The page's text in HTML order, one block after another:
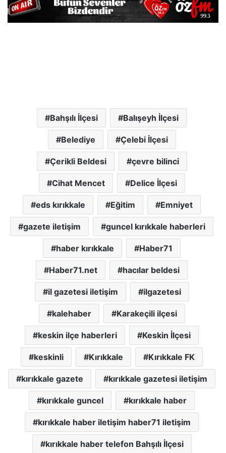
Bahşılı İlçesi Balışeyh İlçesi
Belediye Çelebi İlçesi
Çerikli Beldesi çevre bilinci
Cihat Mencet Delice İlçesi
eds kırıkkale Eğitim Emniyet
gazete iletişim guncel kırıkkale haberleri
haber kırıkkale Haber71
Haber71.net hacılar beldesi
il gazetesi iletişim ilgazetesi
kalehaber Karakeçili ilçesi
keskin ilçe haberleri Keskin İlçesi
keskinli Kırıkkale Kırıkkale FK
kırıkkale gazete kırıkkale gazetesi iletişim
kırıkkale guncel kırıkkale haber
kırıkkale haber iletişim haber71 iletişim
kırıkkale haber telefon Bahşılı İlçesi